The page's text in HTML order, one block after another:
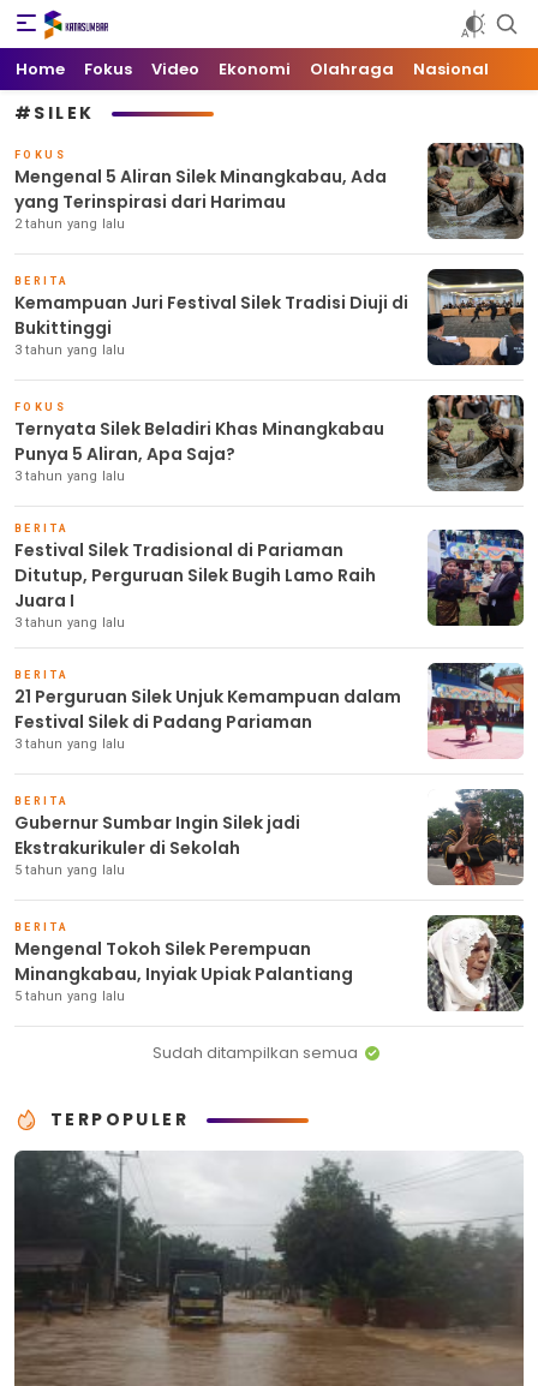
Kata Sumbar
Berita Sumbar Hari Ini
Home Fokus Video Ekonomi Olahraga Nasional
#SILEK
FOKUS
Mengenal 5 Aliran Silek Minangkabau, Ada
yang Terinspirasi dari Harimau
2 tahun yang lalu
BERITA
Kemampuan Juri Festival Silek Tradisi Diuji di
Bukittinggi
3 tahun yang lalu
FOKUS
Ternyata Silek Beladiri Khas Minangkabau
Punya 5 Aliran, Apa Saja?
3 tahun yang lalu
BERITA
Festival Silek Tradisional di Pariaman
Ditutup, Perguruan Silek Bugih Lamo Raih
Juara I
3 tahun yang lalu
BERITA
21 Perguruan Silek Unjuk Kemampuan dalam
Festival Silek di Padang Pariaman
3 tahun yang lalu
BERITA
Gubernur Sumbar Ingin Silek jadi
Ekstrakurikuler di Sekolah
5 tahun yang lalu
BERITA
Mengenal Tokoh Silek Perempuan
Minangkabau, Inyiak Upiak Palantiang
5 tahun yang lalu
Sudah ditampilkan semua
TERPOPULER